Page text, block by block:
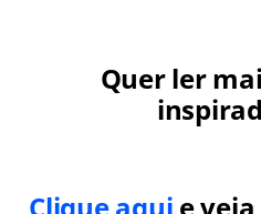
Quer ler